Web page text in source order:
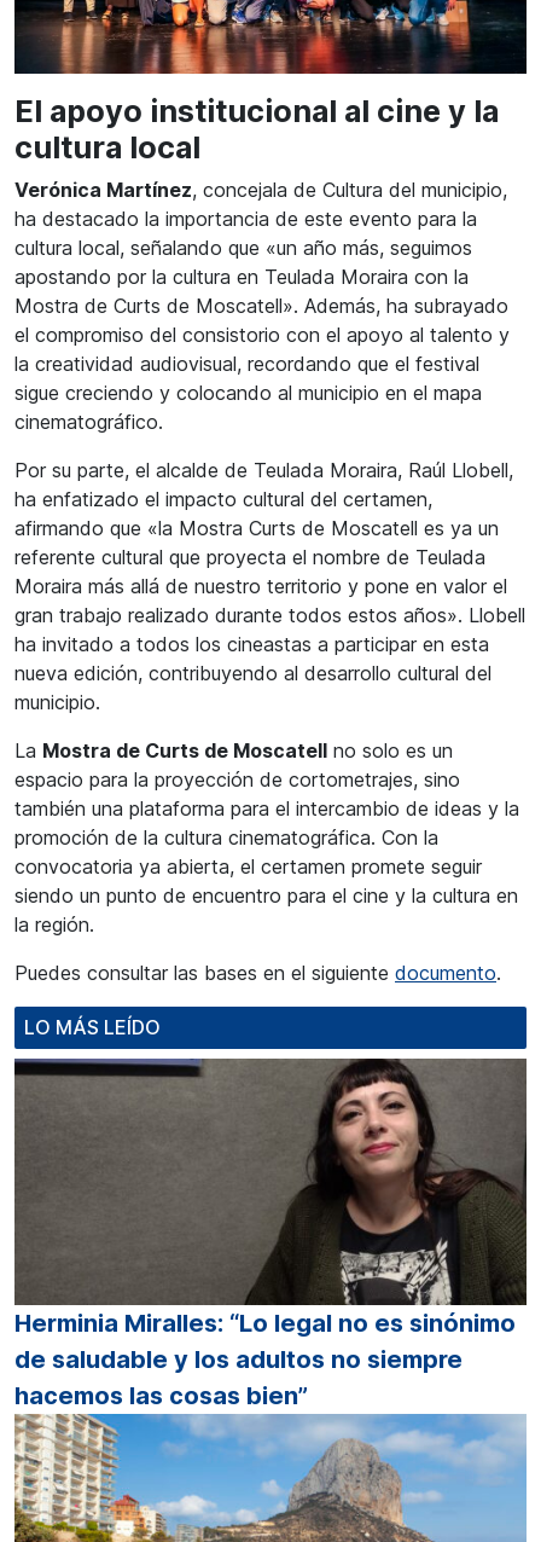
El apoyo institucional al cine y la
cultura local
Verónica Martínez, concejala de Cultura del municipio,
ha destacado la importancia de este evento para la
cultura local, señalando que «un año más, seguimos
apostando por la cultura en Teulada Moraira con la
Mostra de Curts de Moscatell». Además, ha subrayado
el compromiso del consistorio con el apoyo al talento y
la creatividad audiovisual, recordando que el festival
sigue creciendo y colocando al municipio en el mapa
cinematográfico.
Por su parte, el alcalde de Teulada Moraira, Raúl Llobell,
ha enfatizado el impacto cultural del certamen,
afirmando que «la Mostra Curts de Moscatell es ya un
referente cultural que proyecta el nombre de Teulada
Moraira más allá de nuestro territorio y pone en valor el
gran trabajo realizado durante todos estos años». Llobell
ha invitado a todos los cineastas a participar en esta
nueva edición, contribuyendo al desarrollo cultural del
municipio.
La Mostra de Curts de Moscatell no solo es un
espacio para la proyección de cortometrajes, sino
también una plataforma para el intercambio de ideas y la
promoción de la cultura cinematográfica. Con la
convocatoria ya abierta, el certamen promete seguir
siendo un punto de encuentro para el cine y la cultura en
la región.
Puedes consultar las bases en el siguiente documento.
LO MÁS LEÍDO
Herminia Miralles: “Lo legal no es sinónimo
de saludable y los adultos no siempre
hacemos las cosas bien”